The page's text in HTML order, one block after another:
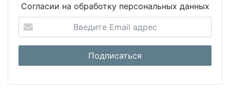
Согласии на обработку персональных данных